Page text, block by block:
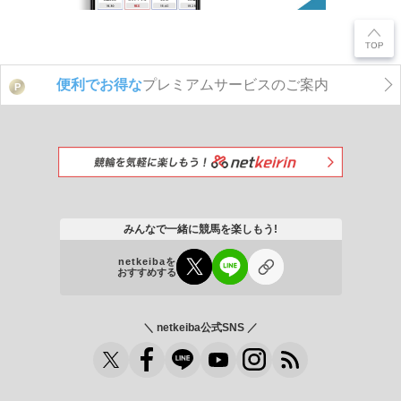
P 便利でお得なプレミアムサービスのご案内
みんなで一緒に競馬を楽しもう!
netkeibaを
おすすめする
＼ netkeiba公式SNS ／